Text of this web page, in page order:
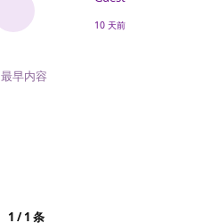
10 天前
最早内容
1 /1 条